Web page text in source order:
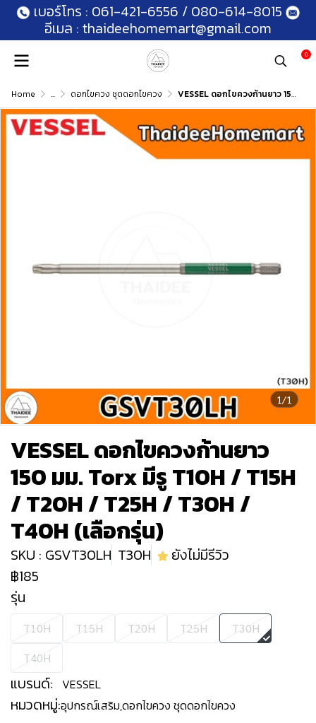
เบอร์โทร : 061-421-6556 / 080-614-8015
อีเมล : thaideehomemart@gmail.com
0
Home ... ดอกไขควง ชุดดอกไขควง VESSEL ดอกไขควงก้านยาว 150 มม. Torx มีรู T10H / T15H / T20H / T25H / T30H / T40H (เลือกรุ่น)
1/1
VESSEL ดอกไขควงก้านยาว
150 มม. Torx มีรู T10H / T15H
/ T20H / T25H / T30H /
T40H (เลือกรุ่น)
SKU : GSVT30LH T30H
ยังไม่มีรีวิว
฿185
รุ่น
T10H T15H T20H T25H
T30H
T40H
แบรนด์: VESSEL
หมวดหมู่:อุปกรณ์เสริม,ดอกไขควง ชุดดอกไขควง